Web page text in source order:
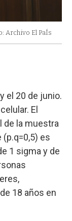
Archivo El PaÍs
el 20 de junio.
El
de la muestra
es
1 sigma y de
18 años en